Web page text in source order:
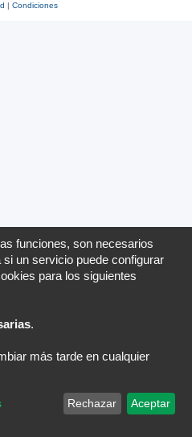
| Condiciones
funciones, son necesarios
un servicio puede configurar
para los siguientes
.
más tarde en cualquier
Rechazar Aceptar